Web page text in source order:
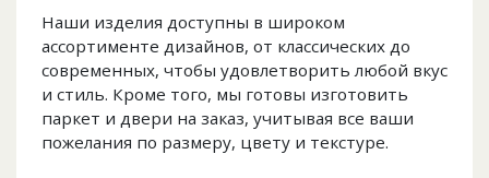
Наши изделия доступны в широком
ассортименте дизайнов, от классических до
современных, чтобы удовлетворить любой вкус
и стиль. Кроме того, мы готовы изготовить
паркет и двери на заказ, учитывая все ваши
пожелания по размеру, цвету и текстуре.